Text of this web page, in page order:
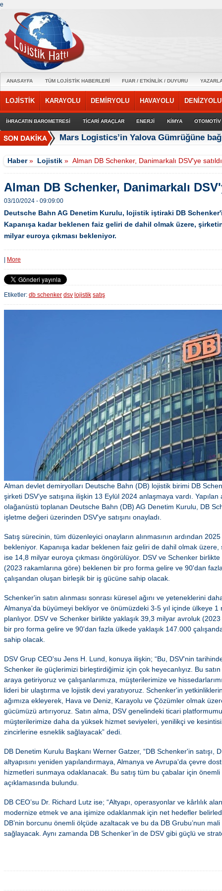
e
ANASAYFA TÜM LOJİSTİK HABERLERİ FUAR / ETKİNLİK / DUYURU
LOJİSTİK KARAYOLU DEMİRYOLU HAVAYOLU DENİZYOLU
İHRACATIN BAROMETRESİ TİCARİ ARAÇLAR ENERJİ KİMYA OTOMOTİV
Mars Logistics’in Yalova Gümrüğüne
Haber» Lojistik »Alman DB Schenker, Danimarkalı DSV'ye satıldı
Alman DB Schenker, Danimarkalı
03/10/2024 - 09:09:00
Deutsche Bahn AG Denetim Kurulu, lojistik iştiraki DB
Kapanışa kadar beklenen faiz geliri de dahil olmak üzere,
milyar euroya çıkması bekleniyor.
More
Etiketler: db schenker dsv lojistik satış
Alman devlet demiryolları Deutsche Bahn (DB) lojistik birimi DB
şirketi DSV’ye satışına ilişkin 13 Eylül 2024 anlaşmaya vardı.
olağanüstü toplanan Deutsche Bahn (DB) AG Denetim Kurulu, DB
işletme değeri üzerinden DSV'ye satışını onayladı.
Satış sürecinin, tüm düzenleyici onayların alınmasının ardından
bekleniyor. Kapanışa kadar beklenen faiz geliri de dahil olmak
ise 14,8 milyar euroya çıkması öngörülüyor. DSV ve Schenker
(2023 rakamlarına göre) beklenen bir pro forma gelire ve 90'dan
çalışandan oluşan birleşik bir iş gücüne sahip olacak.
Schenker'in satın alınması sonrası küresel ağını ve yeteneklerini
Almanya'da büyümeyi bekliyor ve önümüzdeki 3-5 yıl içinde ülkeye 1
planlıyor. DSV ve Schenker birlikte yaklaşık 39,3 milyar avroluk
bir pro forma gelire ve 90'dan fazla ülkede yaklaşık 147.000
sahip olacak.
DSV Grup CEO'su Jens H. Lund, konuya ilişkin; “Bu, DSV'nin
Schenker ile güçlerimizi birleştirdiğimiz için çok heyecanlıyız. Bu
araya getiriyoruz ve çalışanlarımıza, müşterilerimize ve
lideri bir ulaştırma ve lojistik devi yaratıyoruz. Schenker'in
ağımıza ekleyerek, Hava ve Deniz, Karayolu ve Çözümler olmak
gücümüzü artırıyoruz. Satın alma, DSV genelindeki ticari
müşterilerimize daha da yüksek hizmet seviyeleri, yenilikçi ve
zincirlerine esneklik sağlayacak” dedi.
DB Denetim Kurulu Başkanı Werner Gatzer, “DB Schenker'in satışı,
altyapısını yeniden yapılandırmaya, Almanya ve Avrupa'da çevre
hizmetleri sunmaya odaklanacak. Bu satış tüm bu çabalar için önemli
açıklamasında bulundu.
DB CEO’su Dr. Richard Lutz ise; “Altyapı, operasyonlar ve kârlılık
modernize etmek ve ana işimize odaklanmak için net hedefler
DB’nin borcunu önemli ölçüde azaltacak ve bu da DB Grubu’nun
sağlayacak. Aynı zamanda DB Schenker’in de DSV gibi güçlü ve